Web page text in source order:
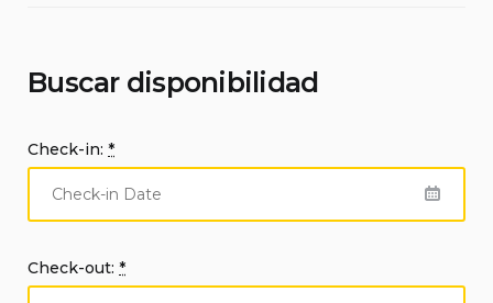
Buscar disponibilidad
Check-in: *
Check-out: *